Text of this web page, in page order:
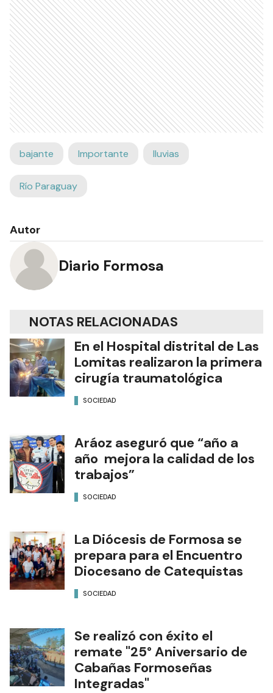
bajante Importante lluvias
Río Paraguay
Autor
Diario Formosa
NOTAS RELACIONADAS
En el Hospital distrital de Las
Lomitas realizaron la primera
cirugía traumatológica
SOCIEDAD
Aráoz aseguró que “año a
año mejora la calidad de los
trabajos”
SOCIEDAD
La Diócesis de Formosa se
prepara para el Encuentro
Diocesano de Catequistas
SOCIEDAD
Se realizó con éxito el
remate "25° Aniversario de
Cabañas Formoseñas
Integradas"